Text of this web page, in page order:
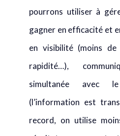
pourrons utiliser à
gagner en efficacité et
en visibilité (moins
rapidité…),
simultanée avec
(l’information est
record, on utilise